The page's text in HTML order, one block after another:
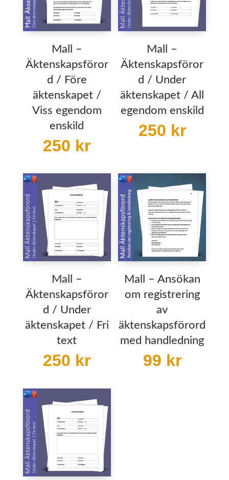
Mall –
Äktenskapsföror
d / Före
äktenskapet /
Viss egendom
enskild
250 kr
Mall –
Äktenskapsföror
d / Under
äktenskapet / All
egendom enskild
250 kr
Mall –
Äktenskapsföror
d / Under
äktenskapet / Fri
text
250 kr
Mall – Ansökan
om registrering
av
äktenskapsförord
med handledning
99 kr